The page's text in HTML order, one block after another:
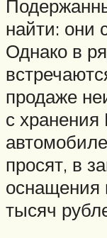
найти: они
Однако в
продаже
с хранения
просят, в
оснащения
тысяч